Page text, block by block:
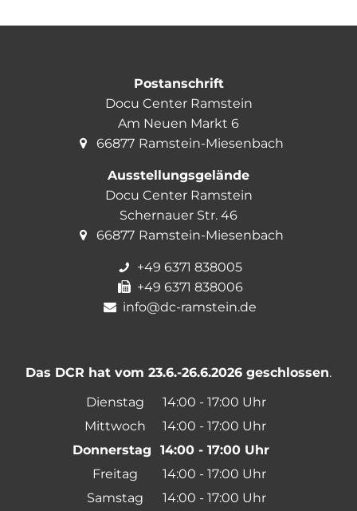
Postanschrift
Docu Center Ramstein
Am Neuen Markt 6
66877 Ramstein-Miesenbach
Ausstellungsgelände
Docu Center Ramstein
Schernauer Str. 46
66877 Ramstein-Miesenbach
+49 6371 838005
+49 6371 838006
info@dc-ramstein.de
Das DCR hat vom 23.6.-26.6.2026 geschlossen.
Dienstag
14:00 - 17:00 Uhr
Von 14:00 bis 17:00
Mittwoch 14:00 - 17:00 Uhr
Von 14:00 bis 17:00
Donnerstag 14:00- 17:00Uhr
Von 14:00 bis 17:00
Freitag 14:00 - 17:00 Uhr
Von 14:00 bis 17:00
Samstag 14:00 - 17:00 Uhr